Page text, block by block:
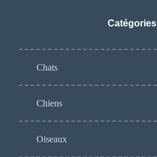
Catégories
Chats
Chiens
Oiseaux